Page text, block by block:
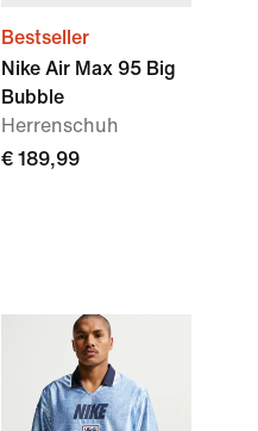
Bestseller
Nike Air Max 95 Big
Bubble
Herrenschuh
€ 189,99